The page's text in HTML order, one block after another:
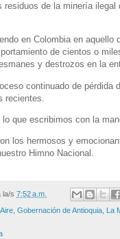
residuos de la minería
en Colombia en aquello
de cientos o
y destrozos en la
continuado de pérdida
recientes.
que escribimos con la
los hermosos y
Himno Nacional.
la/s 7:52 a.m.
Gobernación de Antioquia La